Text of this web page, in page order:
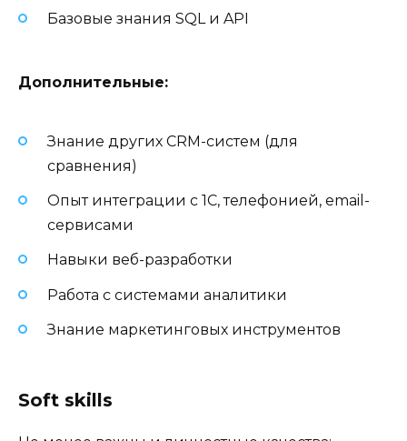
Базовые знания SQL и API
Дополнительные:
Знание других CRM-систем (для
сравнения)
Опыт интеграции с 1С, телефонией, email-
сервисами
Навыки веб-разработки
Работа с системами аналитики
Знание маркетинговых инструментов
Soft skills